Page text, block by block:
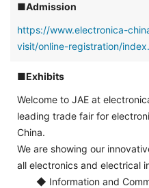
■Admission
https://www.electronica-
visit/online-registration/
■Exhibits
Welcome to JAE at
leading trade fair for
China.
We are showing our
all electronics and electrical
◆ Information and